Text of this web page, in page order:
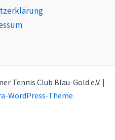
Tennis Club Blau-Gold e.V. |
WordPress-Theme